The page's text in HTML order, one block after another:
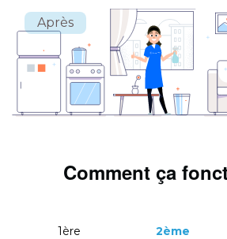
Comment ça
1ère
2ème